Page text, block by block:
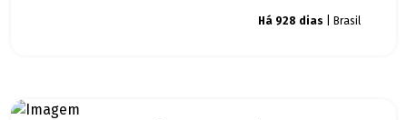
Há 928 dias | Brasil